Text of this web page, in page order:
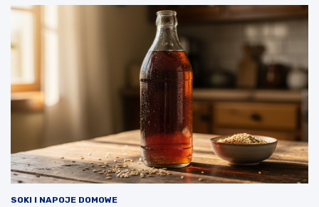
SOKI I NAPOJE DOMOWE